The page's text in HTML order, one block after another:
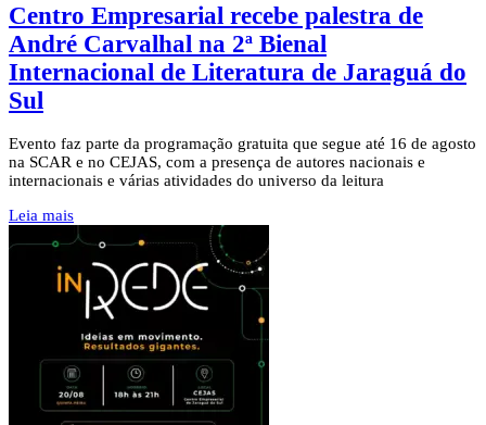
Centro Empresarial recebe palestra de
André Carvalhal na 2ª Bienal
Internacional de Literatura de Jaraguá do
Sul
Evento faz parte da programação gratuita que segue até 16 de agosto
na SCAR e no CEJAS, com a presença de autores nacionais e
internacionais e várias atividades do universo da leitura
Leia mais